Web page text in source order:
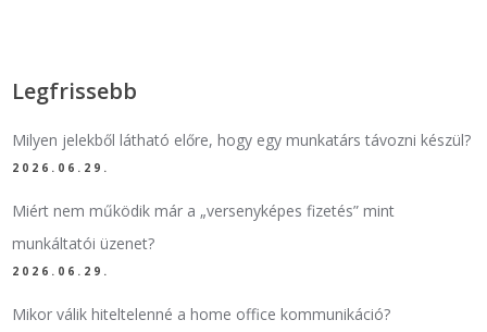
Legfrissebb
Milyen jelekből látható előre, hogy egy munkatárs távozni készül?
2026.06.29.
Miért nem működik már a „versenyképes fizetés” mint
munkáltatói üzenet?
2026.06.29.
Mikor válik hiteltelenné a home office kommunikáció?